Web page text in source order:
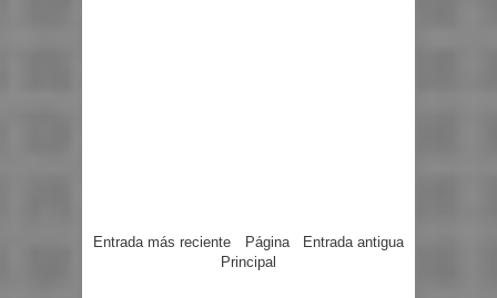
Entrada más reciente Entrada antigua
Página
Principal